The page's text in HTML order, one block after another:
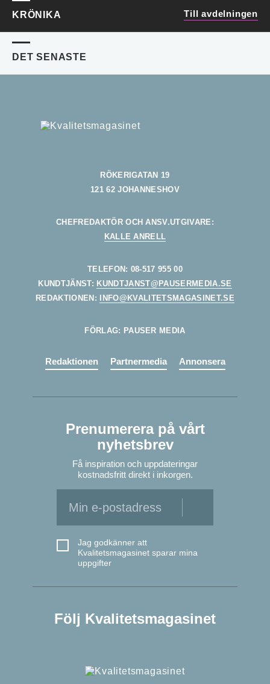
KRÖNIKA Till avdelningen
DET SENASTE
RÖKERIGATAN 19
121 62 JOHANNESHOV
CHEFREDAKTÖR OCH ANSV.UTGIVARE:
KALLE ANRELL
TELEFON: 08-517 955 00
KUNDTJÄNST: KUNDTJANST@PAUSERMEDIA.SE
REDAKTIONEN:
INFO@KVALITETSMAGASINET.SE
FÖRLAG: PAUSER MEDIA
Redaktionen Partnermedia Annonsera
Prenumerera på vårt
nyhetsbrev
Få inspiration och uppdateringar
kostnadsfritt direkt i inkorgen.
Jag godkänner att
Kvalitetsmagasinet sparar mina
uppgifter
Följ Kvalitetsmagasinet